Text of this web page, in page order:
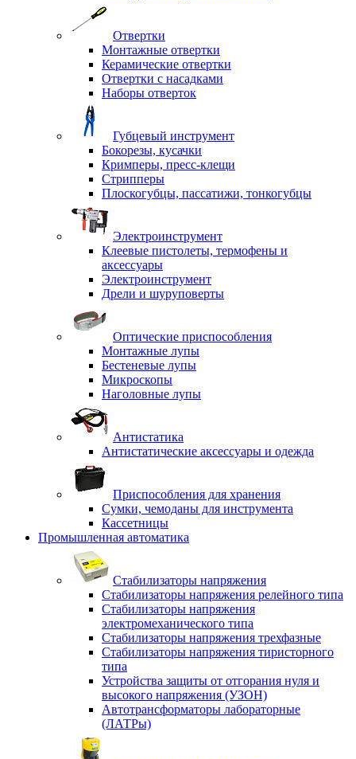
Отвертки
Монтажные отвертки
Керамические отвертки
Отвертки с насадками
Наборы отверток
Губцевый инструмент
Бокорезы, кусачки
Кримперы, пресс-клещи
Стрипперы
Плоскогубцы, пассатижи, тонкогубцы
Электроинструмент
Клеевые пистолеты, термофены и
аксессуары
Электроинструмент
Дрели и шуруповерты
Оптические приспособления
Монтажные лупы
Бестеневые лупы
Микроскопы
Наголовные лупы
Антистатика
Антистатические аксессуары и одежда
Приспособления для хранения
Сумки, чемоданы для инструмента
Кассетницы
Промышленная автоматика
Стабилизаторы напряжения
Стабилизаторы напряжения релейного типа
Стабилизаторы напряжения
электромеханического типа
Стабилизаторы напряжения трехфазные
Стабилизаторы напряжения тиристорного
типа
Устройства защиты от отгорания нуля и
высокого напряжения (УЗОН)
Автотрансформаторы лабораторные
(ЛАТРы)